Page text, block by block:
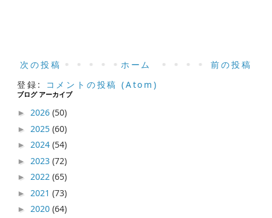
次の投稿 前の投稿
ホーム
登録:
コメントの投稿 (Atom)
ブログ アーカイブ
► 2026(50)
► 2025(60)
► 2024(54)
► 2023(72)
► 2022(65)
► 2021(73)
► 2020(64)